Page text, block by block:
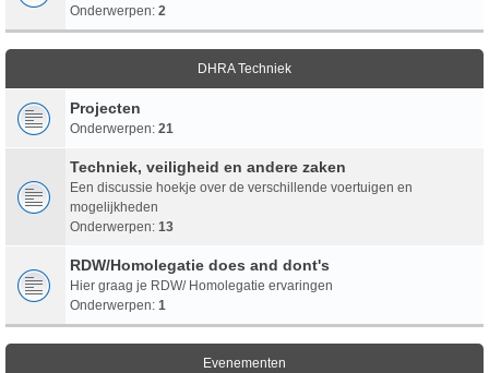
Onderwerpen: 2
DHRA Techniek
Projecten
Onderwerpen: 21
Techniek, veiligheid en andere zaken
Een discussie hoekje over de verschillende voertuigen en
mogelijkheden
Onderwerpen: 13
RDW/Homolegatie does and dont's
Hier graag je RDW/ Homolegatie ervaringen
Onderwerpen: 1
Evenementen